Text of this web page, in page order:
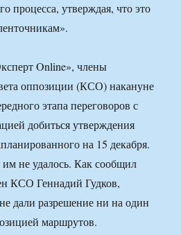
процесса, утверждая, что это
Online», члены
оппозиции (КСО) накануне
этапа переговоров с
добиться утверждения
на 15 декабря.
не удалось. Как сообщил
КСО Геннадий Гудков,
дали разрешение ни на один
маршрутов.